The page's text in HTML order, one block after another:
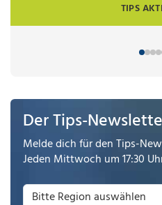
TIPS
Der Tips-
Melde dich für den Tips-
Jeden Mittwoch um 17:30